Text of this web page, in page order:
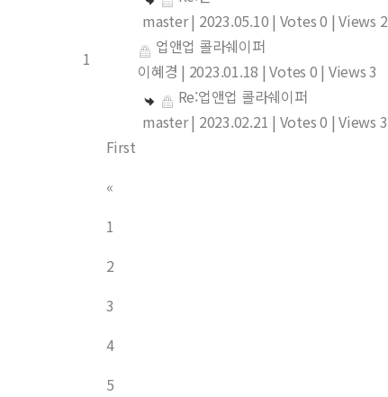
master| 2023.05.10 | Votes 0 | Views 2
1
업앤업 콜라쉐이퍼
이혜경 | 2023.01.18 | Votes 0 | Views 3
Re:업앤업 콜라쉐이퍼
master| 2023.02.21 | Votes 0 | Views 3
First
«
1
2
3
4
5